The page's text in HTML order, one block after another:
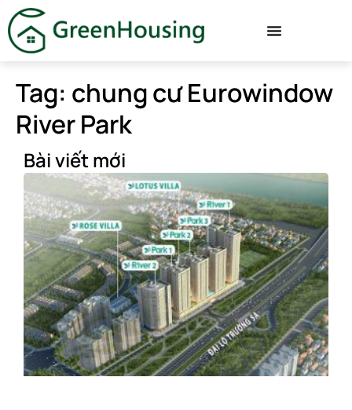
Tag: chung cư Eurowindow
River Park
Bài viết mới